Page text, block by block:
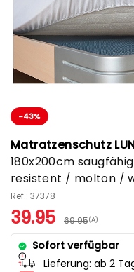
-43%
Matratzenschutz
180x200cm
resistent / molton /
Ref.: 37378
39.95 69.95(A)
Sofort verfügbar
Lieferung: ab 2